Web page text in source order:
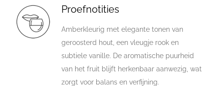
Proefnotities
Amberkleurig met elegante tonen van
geroosterd hout, een vleugje rook en
subtiele vanille. De aromatische puurheid
van het fruit blijft herkenbaar aanwezig, wat
zorgt voor balans en verfijning.